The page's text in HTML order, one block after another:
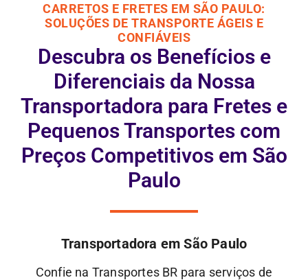
CARRETOS E FRETES EM SÃO PAULO:
SOLUÇÕES DE TRANSPORTE ÁGEIS E
CONFIÁVEIS
Descubra os Benefícios e
Diferenciais da Nossa
Transportadora para Fretes e
Pequenos Transportes com
Preços Competitivos em São
Paulo
Transportadora em São Paulo
Confie na Transportes BR para serviços de